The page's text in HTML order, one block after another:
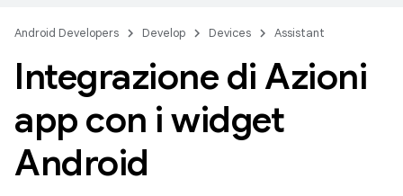
Android Developers Develop Devices Assistant
Integrazione di Azioni
app con i widget
Android